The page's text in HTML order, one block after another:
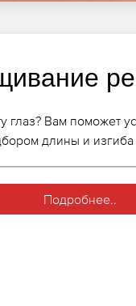
глаз? Вам поможет
длины и
Подробнее..